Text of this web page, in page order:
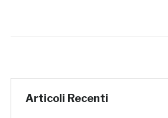
Articoli Recenti